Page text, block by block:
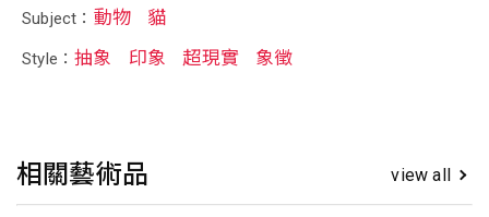
Subject： 動物 貓
Style：抽象 印象 超現實 象徵
相關藝術品 view all